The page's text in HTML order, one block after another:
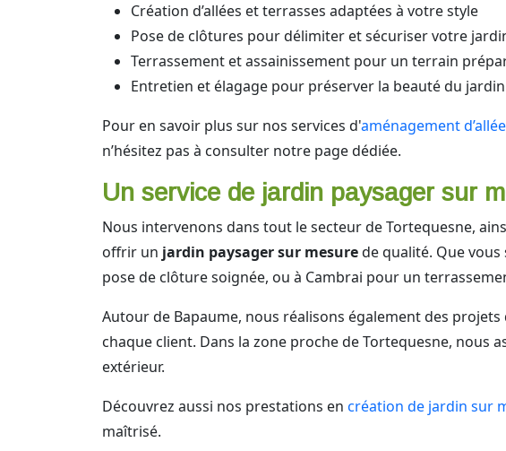
Création d’allées et terrasses adaptées à votre style
Pose de clôtures pour délimiter et sécuriser votre
Terrassement et assainissement pour un terrain
Entretien et élagage pour préserver la beauté du jardin
Pour en savoir plus sur nos services d'aménagement
n’hésitez pas à consulter notre page dédiée.
Un service de jardin paysager sur
Nous intervenons dans tout le secteur de Tortequesne,
offrir un jardin paysager sur mesurede qualité. Que
pose de clôture soignée, ou à Cambrai pour un
Autour de Bapaume, nous réalisons également des
chaque client. Dans la zone proche de Tortequesne,
extérieur.
Découvrez aussi nos prestations en création de jardin sur
maîtrisé.